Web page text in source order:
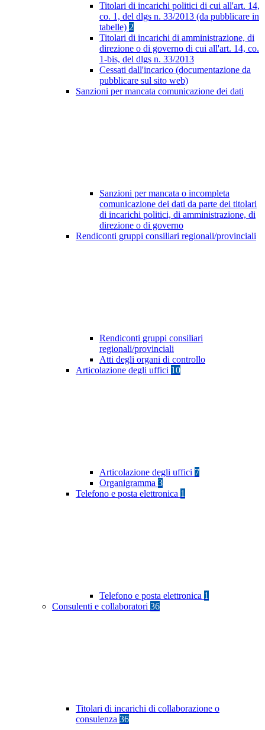
Titolari di incarichi politici di cui all'art. 14,
co. 1, del dlgs n. 33/2013 (da pubblicare in
tabelle) 2
Titolari di incarichi di amministrazione, di
direzione o di governo di cui all'art. 14, co.
1-bis, del dlgs n. 33/2013
Cessati dall'incarico (documentazione da
pubblicare sul sito web)
Sanzioni per mancata comunicazione dei dati
Sanzioni per mancata o incompleta
comunicazione dei dati da parte dei titolari
di incarichi politici, di amministrazione, di
direzione o di governo
Rendiconti gruppi consiliari regionali/provinciali
Rendiconti gruppi consiliari
regionali/provinciali
Atti degli organi di controllo
Articolazione degli uffici 10
Articolazione degli uffici 7
Organigramma 3
Telefono e posta elettronica 1
Telefono e posta elettronica 1
Consulenti e collaboratori 36
Titolari di incarichi di collaborazione o
consulenza 36